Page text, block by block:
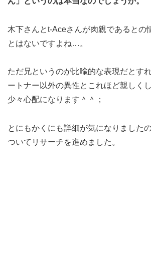
木下さんとt-Aceさんが肉親であるとの
とはないですよね…。
ただ兄というのが比喩的な表現だとす
ートナー以外の異性とこれほど親しく
少々心配になります＾＾；
とにもかくにも詳細が気になりました
ついてリサーチを進めました。